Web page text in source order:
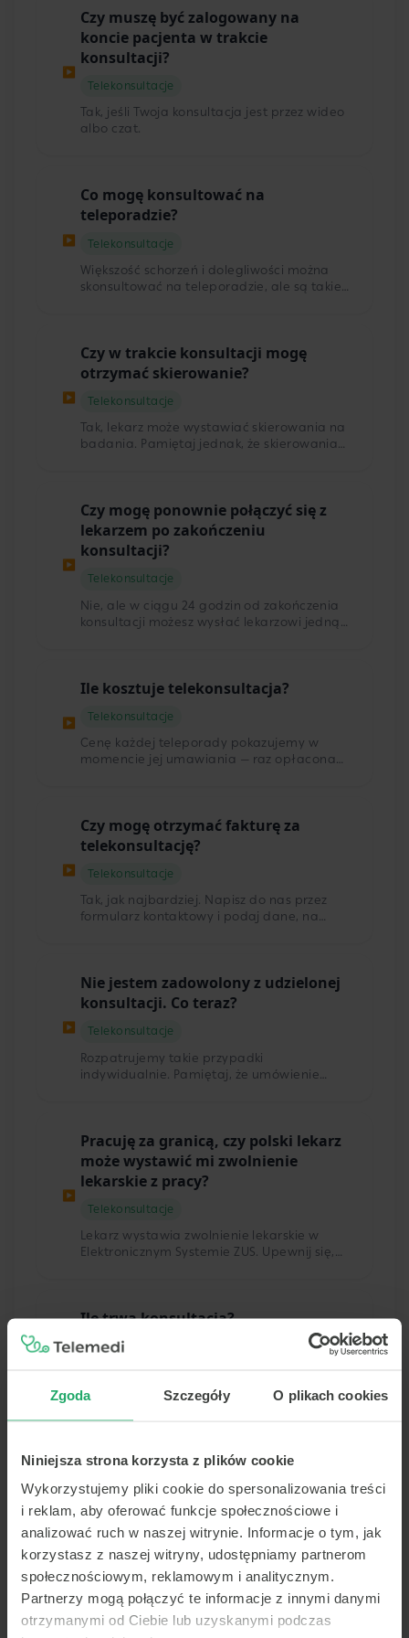
Zgoda Szczegóły O plikach cookies
Niniejsza strona korzysta z plików cookie
Wykorzystujemy pliki cookie do spersonalizowania treści
i reklam, aby oferować funkcje społecznościowe i
analizować ruch w naszej witrynie. Informacje o tym, jak
korzystasz z naszej witryny, udostępniamy partnerom
społecznościowym, reklamowym i analitycznym.
Partnerzy mogą połączyć te informacje z innymi danymi
otrzymanymi od Ciebie lub uzyskanymi podczas
nie zrobił lub zrobił to błędnie — w
pierwszej kolejności sprawdź na swoim
koncie w zakładce „Dokumenty", czy taki
plik już się tam nie znajduje. Jeżeli go nie
ma, skontaktuj się z nami przez formularz
▶
Czy muszę być zalogowany na
koncie pacjenta w trakcie
konsultacji?
Telekonsultacje
Tak, jeśli Twoja konsultacja jest przez wideo
albo czat.
▶
Co mogę konsultować na
teleporadzie?
Telekonsultacje
Większość schorzeń i dolegliwości można
skonsultować na teleporadzie, ale są takie,
https://telemedi.co/pl/page/nie-
konsultowac
▶
Czy w trakcie konsultacji mogę
otrzymać skierowanie?
Telekonsultacje
Tak, lekarz może wystawiać skierowania na
badania. Pamiętaj jednak, że skierowania
▶
Czy mogę ponownie połączyć się z
lekarzem po zakończeniu
konsultacji?
Telekonsultacje
Nie, ale w ciągu 24 godzin od zakończenia
konsultacji możesz wysłać lekarzowi jedną
Pacjenta i wejdź w zakładkę "konsultacje".
konsultacji, będziesz miał możliwość
kliknięcia opcji "wejdź" i zadania pytania w
czacie konsultacji. Pamiętaj, że masz
możliwość wysłania jednej wiadomości —
▶
Ile kosztuje telekonsultacja?
Telekonsultacje
Cenę każdej teleporady pokazujemy w
momencie jej umawiania — raz opłacona
(recepta, skierowanie, zwolnienie lekarskie)
i prawo do zadania jednego pytania w
ciągu 24h od konsultacji.
▶
Czy mogę otrzymać fakturę za
telekonsultację?
Telekonsultacje
Tak, jak najbardziej. Napisz do nas przez
formularz kontaktowy i podaj dane, na
▶
Nie jestem zadowolony z udzielonej
konsultacji. Co teraz?
Telekonsultacje
Rozpatrujemy takie przypadki
indywidualnie. Pamiętaj, że umówienie
podejmuje lekarz. Jeżeli masz zastrzeżenia
do przeprowadzonej konsultacji, możesz
złożyć oficjalną reklamację na adres:
reklamacje@telemedi.com. Zgodnie z
regulaminem, termin odpowiedzi wynosi 14
▶
Pracuję za granicą, czy polski lekarz
może wystawić mi zwolnienie
lekarskie z pracy?
Telekonsultacje
Lekarz wystawia zwolnienie lekarskie w
Elektronicznym Systemie ZUS. Upewnij się,
▶
Ile trwa konsultacja?
Telekonsultacje
około 10–15 minut.
▶
Gdzie znajdę zwolnienie lekarskie
Telekonsultacje
Lekarz wystawia zwolnienie lekarskie (L4) w
Elektronicznym Systemie ZUS — w ten
sposób zwolnienie jest wysyłane
bezpośrednio do Twojego pracodawcy (o
ile działalność pracodawcy prowadzona
jest w Polsce). Jeżeli chcesz sprawdzić, czy
zostało wystawione prawidłowo, wejdź na
Lekarz odesłał mnie na wizytę
stacjonarną. Czy otrzymam zwrot